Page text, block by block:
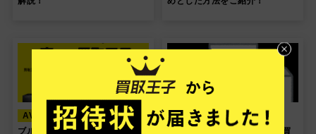
AV機器
ブルーレイレコーダーの買取を
コラム
なんでも買取サービスの宅配買